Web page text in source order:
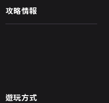
攻略情報
遊玩方式